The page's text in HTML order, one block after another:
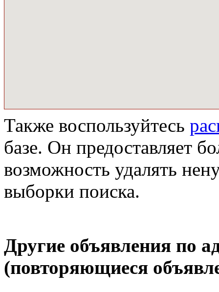
Также воспользуйтесь
базе. Он предоставляет
возможность удалять
выборки поиска.
Другие объявления по
(повторяющиеся